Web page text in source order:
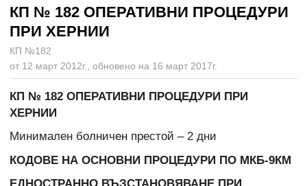
КП № 182 ОПЕРАТИВНИ ПРОЦЕДУРИ
ПРИ ХЕРНИИ
КП №182
от 12 март 2012г., обновено на 16 март 2017г.
КП № 182 ОПЕРАТИВНИ ПРОЦЕДУРИ ПРИ
ХЕРНИИ
Минимален болничен престой – 2 дни
КОДОВЕ НА ОСНОВНИ ПРОЦЕДУРИ ПО МКБ-9КМ